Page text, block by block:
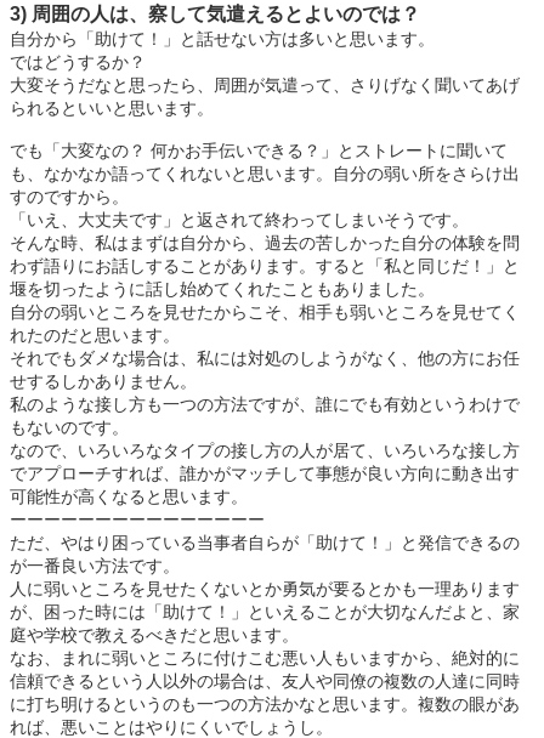
3) 周囲の人は、察して気遣えるとよいのでは？
自分から「助けて！」と話せない方は多いと思います。
ではどうするか？
大変そうだなと思ったら、周囲が気遣って、さりげなく聞いてあげ
られるといいと思います。
でも「大変なの？ 何かお手伝いできる？」とストレートに聞いて
も、なかなか語ってくれないと思います。自分の弱い所をさらけ出
すのですから。
「いえ、大丈夫です」と返されて終わってしまいそうです。
そんな時、私はまずは自分から、過去の苦しかった自分の体験を問
わず語りにお話しすることがあります。すると「私と同じだ！」と
堰を切ったように話し始めてくれたこともありました。
自分の弱いところを見せたからこそ、相手も弱いところを見せてく
れたのだと思います。
それでもダメな場合は、私には対処のしようがなく、他の方にお任
せするしかありません。
私のような接し方も一つの方法ですが、誰にでも有効というわけで
もないのです。
なので、いろいろなタイプの接し方の人が居て、いろいろな接し方
でアプローチすれば、誰かがマッチして事態が良い方向に動き出す
可能性が高くなると思います。
ーーーーーーーーーーーーーーー
ただ、やはり困っている当事者自らが「助けて！」と発信できるの
が一番良い方法です。
人に弱いところを見せたくないとか勇気が要るとかも一理あります
が、困った時には「助けて！」といえることが大切なんだよと、家
庭や学校で教えるべきだと思います。
なお、まれに弱いところに付けこむ悪い人もいますから、絶対的に
信頼できるという人以外の場合は、友人や同僚の複数の人達に同時
に打ち明けるというのも一つの方法かなと思います。複数の眼があ
れば、悪いことはやりにくいでしょうし。